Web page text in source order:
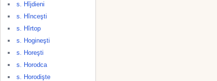
s. Hîjdieni
s. Hînceşti
s. Hîrtop
s. Hogineşti
s. Horeşti
s. Horodca
s. Horodişte